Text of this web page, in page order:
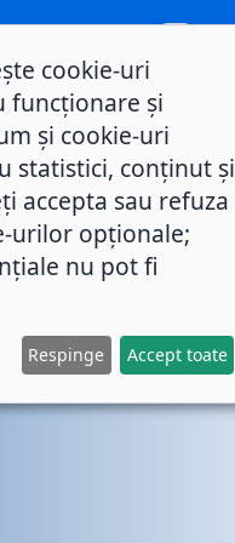
cookie-uri
funcționare și
și cookie-uri
statistici, conținut și
accepta sau refuza
urilor opționale;
nu pot fi
Respinge Accept toate